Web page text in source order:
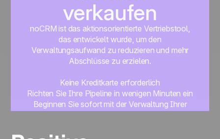
verkaufen
noCRM ist das aktionsorientierte Vertriebstool,
das entwickelt wurde, um den
Verwaltungsaufwand zu reduzieren und mehr
Abschlüsse zu erzielen.
Keine Kreditkarte erforderlich
Richten Sie Ihre Pipeline in wenigen Minuten ein
Beginnen Sie sofort mit der Verwaltung Ihrer